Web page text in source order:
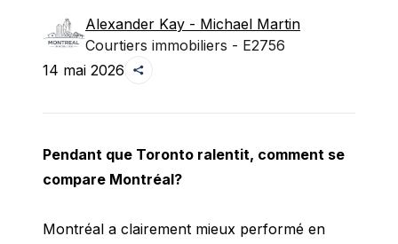
Alexander Kay - Michael Martin
Courtiers immobiliers - E2756
14 mai 2026
Pendant que Toronto ralentit, comment se
compare Montréal?
Montréal a clairement mieux performé en